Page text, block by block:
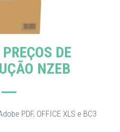
DE
NZEB
PDF, OFFICE XLS e BC3